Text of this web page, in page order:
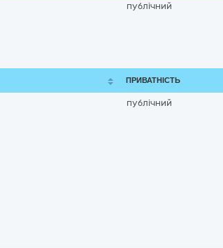
публічний
ПРИВАТНІСТЬ
публічний